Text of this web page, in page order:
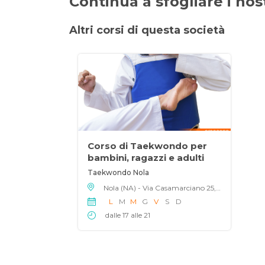
Altri corsi di questa società
Corso di Taekwondo per
bambini, ragazzi e adulti
Taekwondo Nola
L
M M G V S
D
dalle 17 alle 21